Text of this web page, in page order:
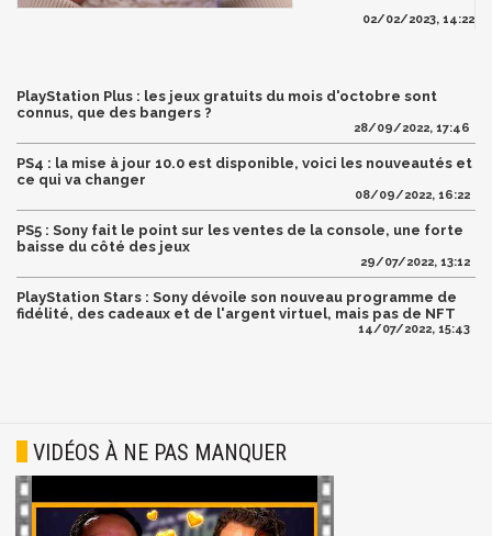
02/02/2023, 14:22
PlayStation Plus : les jeux gratuits du mois d'octobre sont
connus, que des bangers ?
28/09/2022, 17:46
PS4 : la mise à jour 10.0 est disponible, voici les nouveautés et
ce qui va changer
08/09/2022, 16:22
PS5 : Sony fait le point sur les ventes de la console, une forte
baisse du côté des jeux
29/07/2022, 13:12
PlayStation Stars : Sony dévoile son nouveau programme de
fidélité, des cadeaux et de l'argent virtuel, mais pas de NFT
14/07/2022, 15:43
VIDÉOS À NE PAS MANQUER